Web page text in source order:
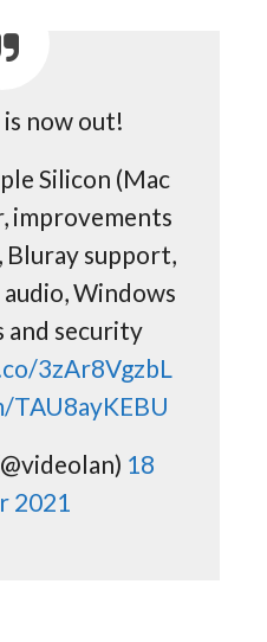
is now out!
Silicon (Mac
improvements
Bluray support,
Windows
and security
3zAr8VgzbL
18
2021